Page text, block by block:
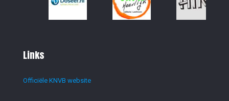
Links
Officiële KNVB website